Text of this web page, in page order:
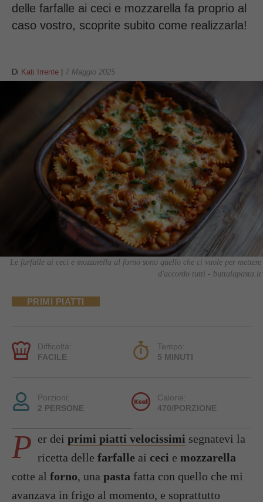
delle farfalle ai ceci e mozzarella fa proprio al
caso vostro, scoprite subito come realizzarla!
Di Kati Irrente 7 Maggio 2025
Le farfalle ai ceci e mozzarella al forno sono quello che ci vuole per mettere
d'accordo tutti - buttalapasta.it
PRIMI PIATTI
Difficoltà:
FACILE
Tempo:
5 MINUTI
Porzioni:
2 PERSONE
Calorie:
470/PORZIONE
P er dei primi piatti velocissimi segnatevi la
ricetta delle farfalle ai ceci e mozzarella
cotte al forno, una pasta fatta con quello che mi
avanzava in frigo al momento, e soprattutto